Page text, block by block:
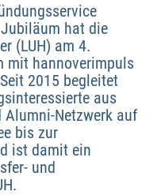
hat die
(LUH) am 4.
mit hannoverimpuls
2015 begleitet
aus
Netzwerk auf
bis zur
ist damit ein
und